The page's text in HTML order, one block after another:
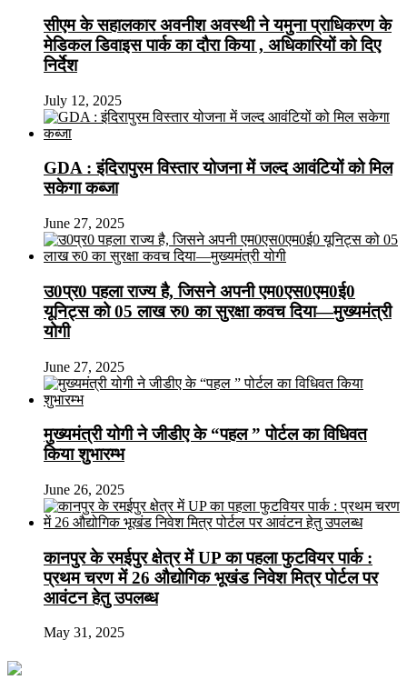
सीएम के सहालकार अवनीश अवस्थी ने यमुना प्राधिकरण के
मेडिकल डिवाइस पार्क का दौरा किया , अधिकारियों को दिए
निर्देश
July 12, 2025
GDA : इंदिरापुरम विस्तार योजना में जल्द आवंटियों को मिल
सकेगा कब्जा
June 27, 2025
उ0प्र0 पहला राज्य है, जिसने अपनी एम0एस0एम0ई0
यूनिट्स को 05 लाख रु0 का सुरक्षा कवच दिया—मुख्यमंत्री
योगी
June 27, 2025
मुख्यमंत्री योगी ने जीडीए के “पहल ” पोर्टल का विधिवत
किया शुभारम्भ
June 26, 2025
कानपुर के रमईपुर क्षेत्र में UP का पहला फुटवियर पार्क :
प्रथम चरण में 26 औद्योगिक भूखंड निवेश मित्र पोर्टल पर
आवंटन हेतु उपलब्ध
May 31, 2025